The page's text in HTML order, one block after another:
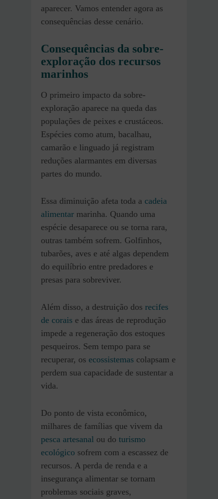
aparecer. Vamos entender agora as
consequências desse cenário.
Consequências da sobre-
exploração dos recursos
marinhos
O primeiro impacto da sobre-
exploração aparece na queda das
populações de peixes e crustáceos.
Espécies como atum, bacalhau,
camarão e linguado já registram
reduções alarmantes em diversas
partes do mundo.
Essa diminuição afeta toda a cadeia
alimentar marinha. Quando uma
espécie desaparece ou se torna rara,
outras também sofrem. Golfinhos,
tubarões, aves e até algas dependem
do equilíbrio entre predadores e
presas para sobreviver.
Além disso, a destruição dos recifes
de corais e das áreas de reprodução
impede a regeneração dos estoques
pesqueiros. Sem tempo para se
recuperar, os ecossistemas colapsam e
perdem sua capacidade de sustentar a
vida.
Do ponto de vista econômico,
milhares de famílias que vivem da
pesca artesanal ou do turismo
ecológico sofrem com a escassez de
recursos. A perda de renda e a
insegurança alimentar se tornam
problemas sociais graves,